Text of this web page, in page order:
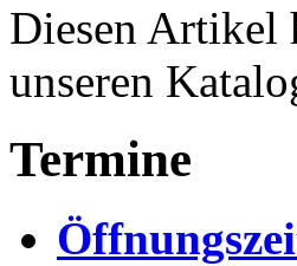
Diesen Artikel
unseren
Termine